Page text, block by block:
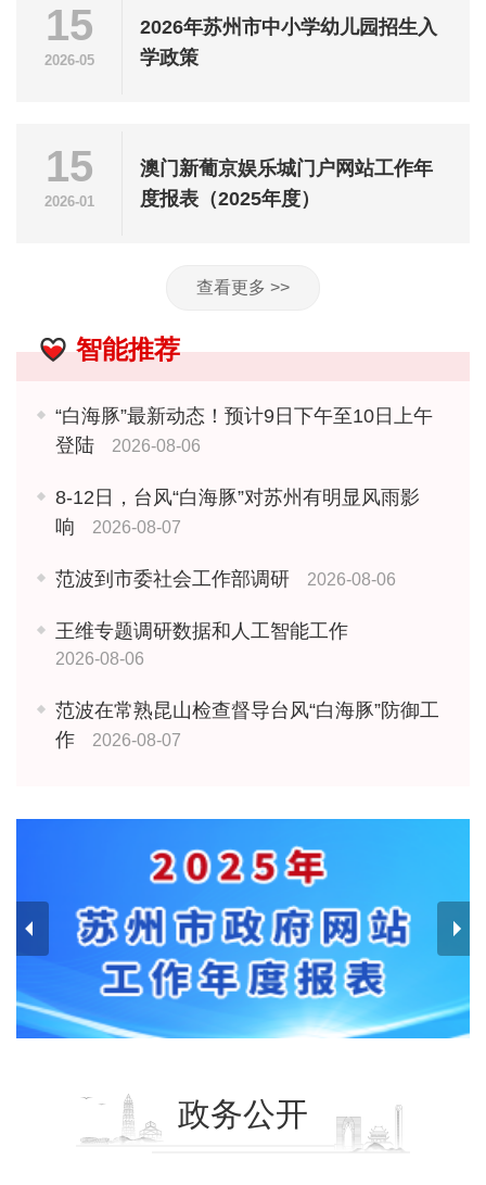
15
2026-05
2026年苏州市中小学幼儿园招生入
学政策
15
2026-01
澳门新葡京娱乐城门户网站工作年
度报表（2025年度）
查看更多 >>
智能推荐
“白海豚”最新动态！预计9日下午至10日上午
登陆
2026-08-06
8-12日，台风“白海豚”对苏州有明显风雨影
响
2026-08-07
范波到市委社会工作部调研 2026-08-06
王维专题调研数据和人工智能工作
2026-08-06
范波在常熟昆山检查督导台风“白海豚”防御工
作
2026-08-07
政务公开